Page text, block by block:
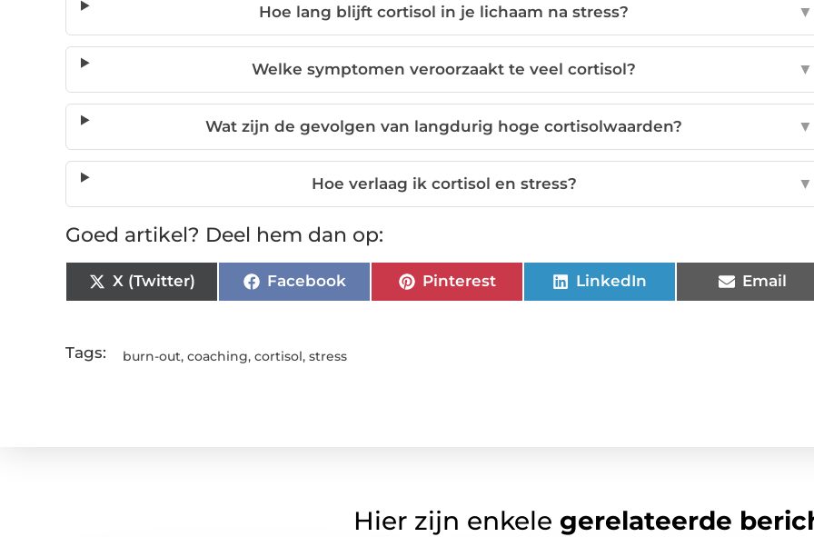
Hoe lang blijft cortisol in je lichaam na stress? ▼
Welke symptomen veroorzaakt te veel cortisol? ▼
Wat zijn de gevolgen van langdurig hoge cortisolwaarden? ▼
Hoe verlaag ik cortisol en stress? ▼
Goed artikel? Deel hem dan op:
X (Twitter) Facebook Pinterest LinkedIn Email
Tags: burn-out, coaching, cortisol, stress
Hier zijn enkele gerelateerde